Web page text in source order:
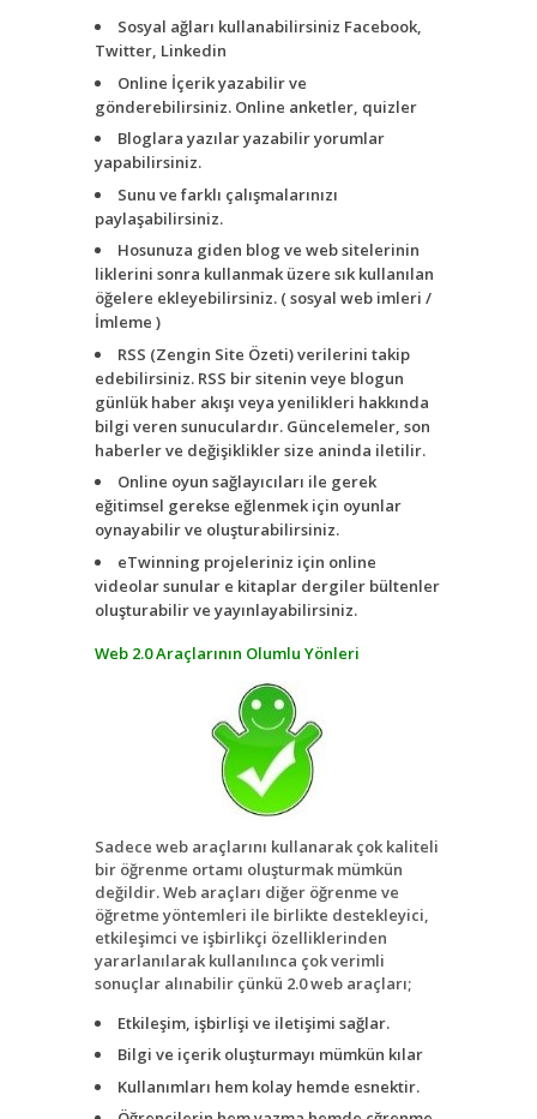
Sosyal ağları kullanabilirsiniz Facebook,
Twitter, Linkedin
Online İçerik yazabilir ve
gönderebilirsiniz. Online anketler, quizler
Bloglara yazılar yazabilir yorumlar
yapabilirsiniz.
Sunu ve farklı çalışmalarınızı
paylaşabilirsiniz.
Hosunuza giden blog ve web sitelerinin
liklerini sonra kullanmak üzere sık kullanılan
öğelere ekleyebilirsiniz. ( sosyal web imleri /
İmleme )
RSS (Zengin Site Özeti) verilerini takip
edebilirsiniz. RSS bir sitenin veye blogun
günlük haber akışı veya yenilikleri hakkında
bilgi veren sunuculardır. Güncelemeler, son
haberler ve değişiklikler size aninda iletilir.
Online oyun sağlayıcıları ile gerek
eğitimsel gerekse eğlenmek için oyunlar
oynayabilir ve oluşturabilirsiniz.
eTwinning projeleriniz için online
videolar sunular e kitaplar dergiler bültenler
oluşturabilir ve yayınlayabilirsiniz.
Web 2.0 Araçlarının Olumlu Yönleri
Sadece web araçlarını kullanarak çok kaliteli
bir öğrenme ortamı oluşturmak mümkün
değildir. Web araçları diğer öğrenme ve
öğretme yöntemleri ile birlikte destekleyici,
etkileşimci ve işbirlikçi özelliklerinden
yararlanılarak kullanılınca çok verimli
sonuçlar alınabilir çünkü 2.0 web araçları;
Etkileşim, işbirlişi ve iletişimi sağlar.
Bilgi ve içerik oluşturmayı mümkün kılar
Kullanımları hem kolay hemde esnektir.